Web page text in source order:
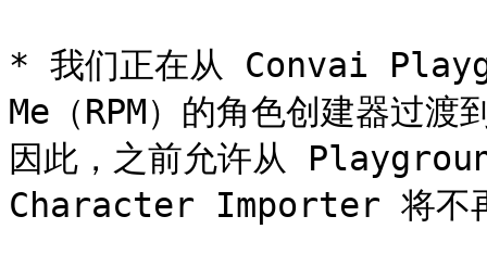
* 我们正在从 Convai
Me（RPM）的角色创建器过
因此，之前允许从
Character Importer 将不